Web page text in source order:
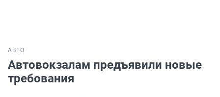
АВТО
Автовокзалам предъявили новые
требования